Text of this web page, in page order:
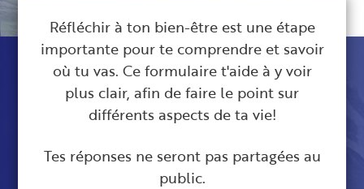
Réfléchir à ton bien-être est une étape
importante pour te comprendre et savoir
où tu vas. Ce formulaire t'aide à y voir
plus clair, afin de faire le point sur
différents aspects de ta vie!
Tes réponses ne seront pas partagées au
public.